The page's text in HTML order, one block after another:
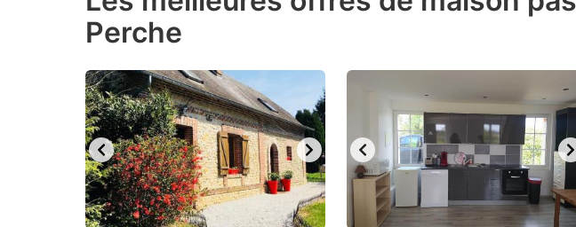
question
key
to
get
the
keyboard
shortcuts
to
get
the
keyboard
shortcuts
Perche